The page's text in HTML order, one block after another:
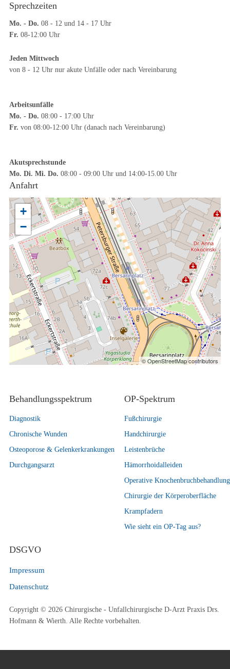
Sprechzeiten
Mo. - Do. 08 - 12 und 14 - 17 Uhr
Fr. 08-12:00 Uhr
Jeden Mittwoch
von 8 - 12 Uhr nur akute Unfälle oder nach Vereinbarung
Arbeitsunfälle
Mo. - Do. 08:00 - 17:00 Uhr
Fr. von 08:00-12:00 Uhr (danach nach Vereinbarung)
Akutsprechstunde
Mo. Di. Mi. Do. 08:00 - 09:00 Uhr und 14:00-15.00 Uhr
Anfahrt
+
−
© OpenStreetMap contributors
Copyright © 2026 Chirurgische - Unfallchirurgische D-Arzt Praxis Drs.
Hofmann & Wierth. Alle Rechte vorbehalten.
Behandlungsspektrum
Diagnostik
Chronische Wunden
Osteoporose & Gelenkerkrankungen
Durchgangsarzt
OP-Spektrum
Fußchirurgie
Handchirurgie
Leistenbrüche
Hämorrhoidalleiden
Operative Knochenbruchbehandlung
Chirurgie der Körperoberfläche
Krampfadern
Wie sieht ein OP-Tag aus?
DSGVO
Impressum
Datenschutz